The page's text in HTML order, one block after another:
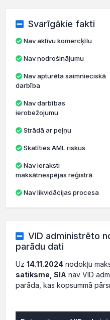
Svarīgākie fakti
Nav aktīvu komercķīlu
Nav nodrošinājumu
darbība
ierobežojumu
Strādā ar peļņu
Skatīties AML riskus
maksātnespējas reģistrā
Nav likvidācijas procesa
VID administrēto
parādu dati
Uz 14.11.2024 nodokļu
satiksme, SIA nav VID
parāda, kas kopsummā